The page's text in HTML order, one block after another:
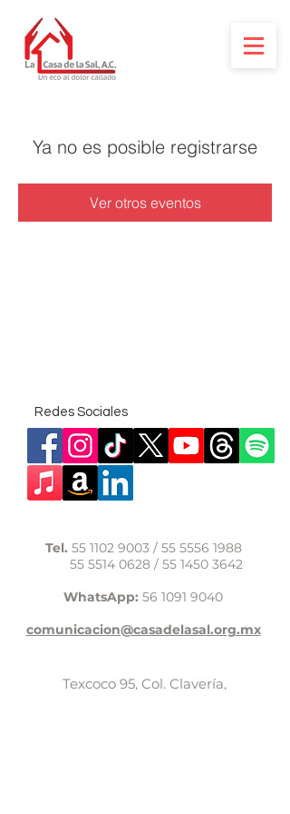
Ya no es posible registrarse
Ver otros eventos
Redes Sociales
Tel. 55 1102 9003 / 55 5556 1988
55 5514 0628/ 55 1450 3642
WhatsApp: 56 1091 9040
comunicacion@casadelasal.org.mx
Texcoco 95, Col. Clavería,